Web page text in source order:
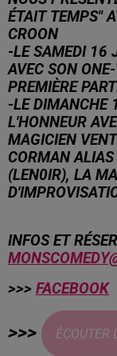
ÉTAIT TEMPS"
CROON
-LE SAMEDI 16
AVEC SON
PREMIÈRE
-LE DIMANCHE
L'HONNEUR
MAGICIEN
CORMAN
(LEN0IR), LA
INFOS ET
>>> FACEBOOK
>>> ÉCOUTER